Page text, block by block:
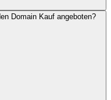
Domain Kauf angeboten?